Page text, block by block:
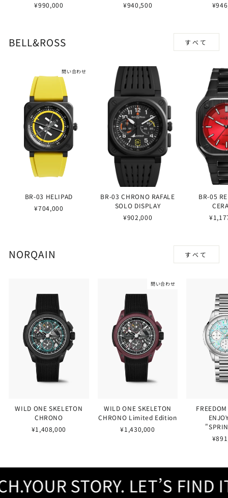
¥990,000 ¥940,500
BELL&ROSS すべて
問い合わせ
BR-03 HELIPAD
¥704,000
BR-03 CHRONO RAFALE
SOLO DISPLAY
¥902,000
BR-05
NORQAIN すべて
WILD ONE SKELETON
CHRONO
¥1,408,000
問い合わせ
WILD ONE SKELETON
CHRONO Limited Edition
¥1,430,000
STORY. LET’S FIND IT.